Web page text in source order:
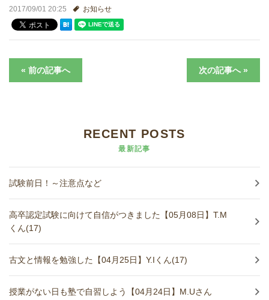
進学実績
生徒さんの声
2017/09/01 20:25 お知らせ
« 前の記事へ 次の記事へ »
RECENT POSTS
最新記事
試験前日！～注意点など
高卒認定試験に向けて自信がつきました【05月08日】T.M
くん(17)
古文と情報を勉強した【04月25日】Y.Iくん(17)
授業がない日も塾で自習しよう【04月24日】M.Uさん